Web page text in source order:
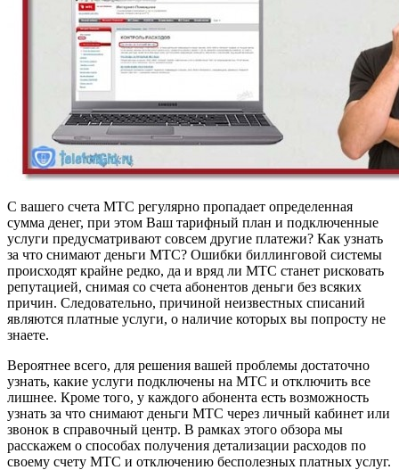
С вашего счета МТС регулярно пропадает определенная
сумма денег, при этом Ваш тарифный план и подключенные
услуги предусматривают совсем другие платежи? Как узнать
за что снимают деньги МТС? Ошибки биллинговой системы
происходят крайне редко, да и вряд ли МТС станет рисковать
репутацией, снимая со счета абонентов деньги без всяких
причин. Следовательно, причиной неизвестных списаний
являются платные услуги, о наличие которых вы попросту не
знаете.
Вероятнее всего, для решения вашей проблемы достаточно
узнать, какие услуги подключены на МТС и отключить все
лишнее. Кроме того, у каждого абонента есть возможность
узнать за что снимают деньги МТС через личный кабинет или
звонок в справочный центр. В рамках этого обзора мы
расскажем о способах получения детализации расходов по
своему счету МТС и отключению бесполезных платных услуг.